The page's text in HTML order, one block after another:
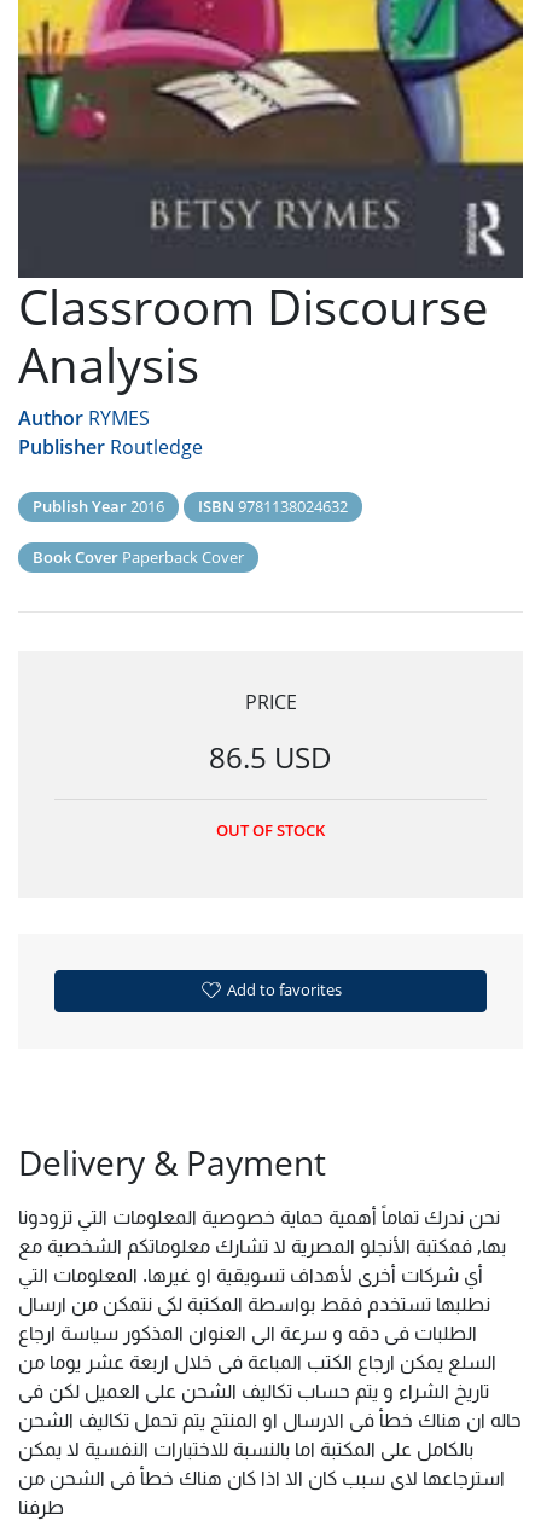
Classroom Discourse
Analysis
Author RYMES
Publisher Routledge
Publish Year2016 ISBN 9781138024632
Book Cover Paperback Cover
PRICE
86.5 USD
OUT OF STOCK
Add to favorites
Delivery & Payment
نحن ندرك تماماً أهمية حماية خصوصية المعلومات التي تزودونا
بها, فمكتبة الأنجلو المصرية لا تشارك معلوماتكم الشخصية مع
أي شركات أخرى لأهداف تسويقية او غيرها. المعلومات التي
نطلبها تستخدم فقط بواسطة المكتبة لكى نتمكن من ارسال
الطلبات فى دقه و سرعة الى العنوان المذكور سياسة ارجاع
السلع يمكن ارجاع الكتب المباعة فى خلال اربعة عشر يوما من
تاريخ الشراء و يتم حساب تكاليف الشحن على العميل لكن فى
حاله ان هناك خطأ فى الارسال او المنتج يتم تحمل تكاليف الشحن
بالكامل على المكتبة اما بالنسبة للاختبارات النفسية لا يمكن
استرجاعها لاى سبب كان الا اذا كان هناك خطأ فى الشحن من
طرفنا